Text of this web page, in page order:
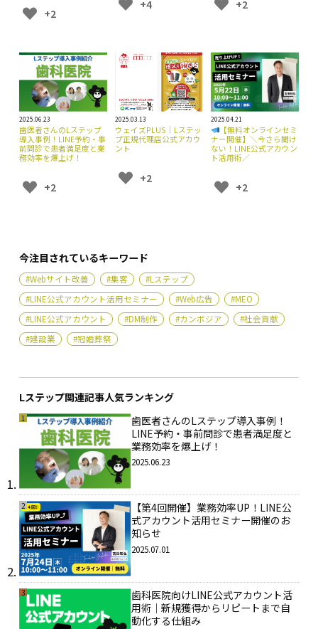
+2
+4 +2
2025.06.23
歯医者さんのLステップ
導入事例！LINE予約・事
前問診で患者満足度と業
務効率を爆上げ！
+2
2025.03.13
ウェイズPLUS｜Lステッ
プ正規代理店公式アカウ
ント
+2
2025.04.21
【無料オンラインセミ
ナー開催】＼今さら聞け
ない！LINE公式アカウン
ト活用術／
+2
今注目されているキーワード
#Webサイト改善 #集客
#Lステップ
#LINE公式アカウント活用セミナー
#Web広告
#MEO
#LINE公式アカウント
#DM制作 #カンボジア
#社会貢献
#建設業
#冠婚葬祭
Lステップ関連記事人気ランキング
1
歯医者さんのLステップ導入事例！
LINE予約・事前問診で患者満足度と
業務効率を爆上げ！
2025.06.23
2
【第4回開催】業務効率UP！LINE公
式アカウント活用セミナー開催のお
知らせ
2025.07.01
3
歯科医院向けLINE公式アカウント活
用術｜新規獲得からリピートまで自
動化する仕組み